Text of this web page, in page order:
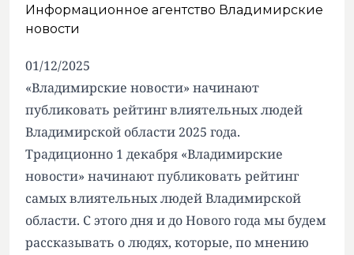
Информационное агентство Владимирские
новости
01/12/2025
«Владимирские новости» начинают
публиковать рейтинг влиятельных людей
Владимирской области 2025 года.
Традиционно 1 декабря «Владимирские
новости» начинают публиковать рейтинг
самых влиятельных людей Владимирской
области. С этого дня и до Нового года мы будем
рассказывать о людях, которые, по мнению